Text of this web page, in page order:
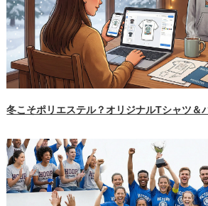
冬こそポリエステル？オリジナルTシャツ＆